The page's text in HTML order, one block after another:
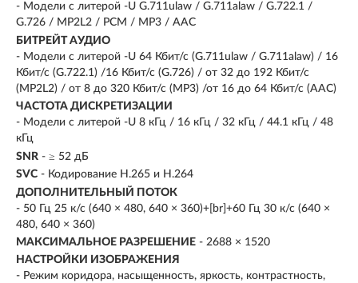
- Модели с литерой -U G.711ulaw / G.711alaw / G.722.1 /
G.726 / MP2L2 / PCM / MP3 / AAC
БИТРЕЙТ АУДИО
- Модели с литерой -U 64 Кбит/с (G.711ulaw / G.711alaw) / 16
Кбит/с (G.722.1) /16 Кбит/с (G.726) / от 32 до 192 Кбит/с
(MP2L2) / от 8 до 320 Кбит/с (MP3) /от 16 до 64 Кбит/с (AAC)
ЧАСТОТА ДИСКРЕТИЗАЦИИ
- Модели с литерой -U 8 кГц / 16 кГц / 32 кГц / 44.1 кГц / 48
кГц
SNR - ≥ 52 дБ
SVC - Кодирование H.265 и H.264
ДОПОЛНИТЕЛЬНЫЙ ПОТОК
- 50 Гц 25 к/с (640 × 480, 640 × 360)+[br]+60 Гц 30 к/с (640 ×
480, 640 × 360)
МАКСИМАЛЬНОЕ РАЗРЕШЕНИЕ - 2688 × 1520
НАСТРОЙКИ ИЗОБРАЖЕНИЯ
- Режим коридора, насыщенность, яркость, контрастность,